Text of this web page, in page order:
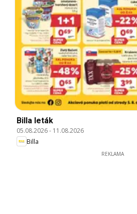
Billa leták
05.08.2026- 11.08.2026
Billa
REKLAMA